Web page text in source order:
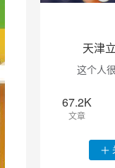
这个人
67.2K
文章